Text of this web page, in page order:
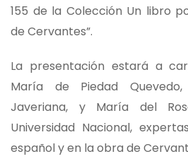
155 de la Colección Un libro
de Cervantes”.
La presentación estará a
María de Piedad
Javeriana, y María del
Universidad Nacional,
español y en la obra de